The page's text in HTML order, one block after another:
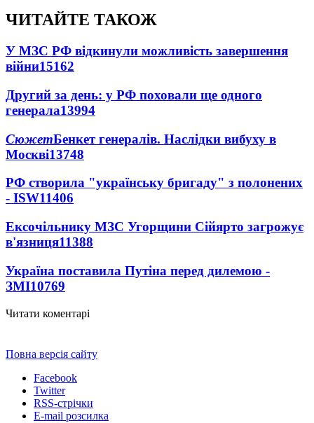
ЧИТАЙТЕ ТАКОЖ
У МЗС РФ відкинули можливість завершення
війни15162
Другий за день: у РФ поховали ще одного
генерала13994
СюжетБенкет генералів. Наслідки вибуху в
Москві13748
РФ створила "українську бригаду" з полонених
- ISW11406
Ексочільнику МЗС Угорщини Сійярто загрожує
в'язниця11388
Україна поставила Путіна перед дилемою -
ЗМІ10769
Читати коментарі
Повна версія сайту
Facebook
Twitter
RSS-стрічки
E-mail розсилка